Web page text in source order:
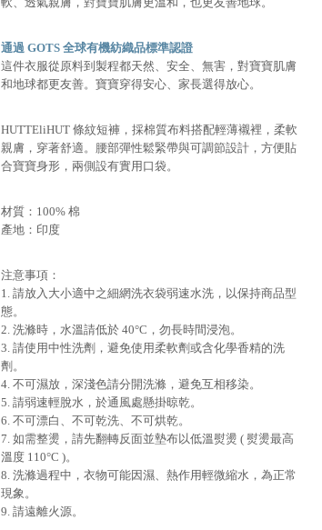
通過 GOTS 全球有機紡織品標準認證
這件衣服從原料到製程都天然、安全、無害，對寶寶肌膚
和地球都更友善。寶寶穿得安心、家長選得放心。
HUTTEliHUT 條紋短褲，採棉質布料搭配輕薄襯裡，柔軟
親膚，穿著舒適。腰部彈性鬆緊帶與可調節設計，方便貼
合寶寶身形，兩側設有實用口袋。
材質：100% 棉
產地：印度
注意事項：
1. 請放入大小適中之細網洗衣袋弱速水洗，以保持商品型
態。
2. 洗滌時，水溫請低於 40°C，勿長時間浸泡。
3. 請使用中性洗劑，避免使用柔軟劑或含化學香精的洗
劑。
4. 不可濕放，深淺色請分開洗滌，避免互相移染。
5. 請弱速輕脫水，於通風處懸掛晾乾。
6. 不可漂白、不可乾洗、不可烘乾。
7. 如需整燙，請先翻轉反面並墊布以低溫熨燙 ( 熨燙最高
溫度 110°C )。
8. 洗滌過程中，衣物可能因濕、熱作用輕微縮水，為正常
現象。
9. 請遠離火源。